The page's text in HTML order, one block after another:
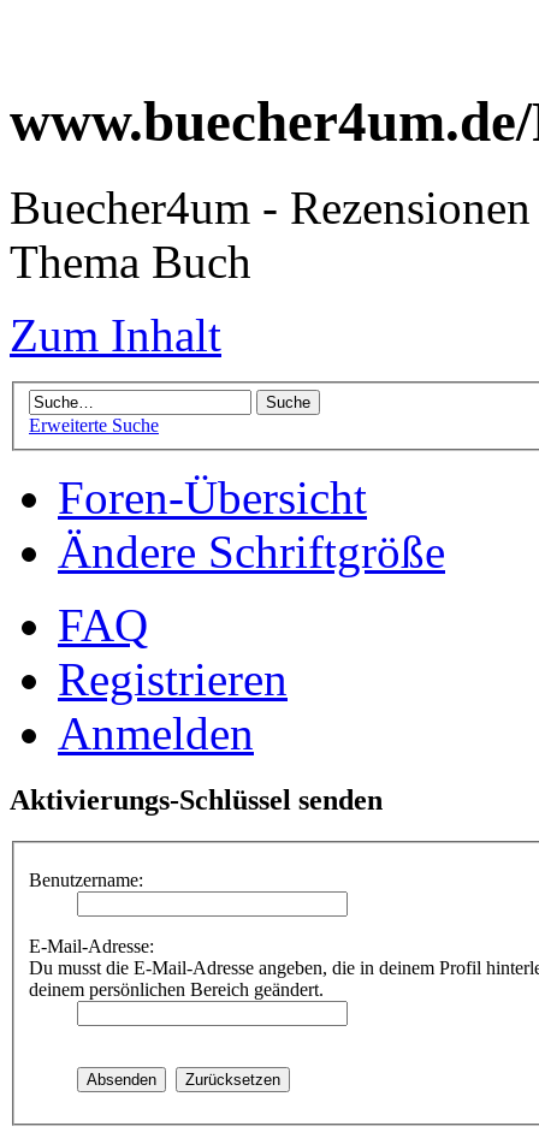
Buecher4um -
Thema Buch
Zum Inhalt
Erweiterte Suche
Foren-Übersicht
Ändere Schriftgröße
FAQ
Registrieren
Anmelden
Aktivierungs-Schlüssel senden
Benutzername:
E-Mail-Adresse:
Du musst die E-Mail-Adresse angeben, die in deinem Profil
deinem persönlichen Bereich geändert.